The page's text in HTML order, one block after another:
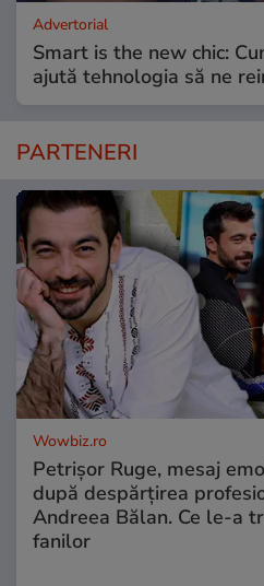
Advertorial
Smart is the new chic:
ajută tehnologia să ne
PARTENERI
Wowbiz.ro
Petrișor Ruge, mesaj
după despărțirea
Andreea Bălan. Ce le-a
fanilor